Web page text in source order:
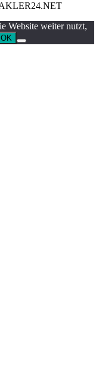
Website weiter nutzt,
OK